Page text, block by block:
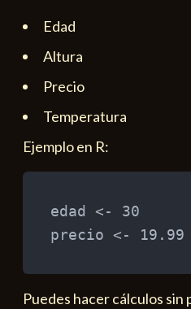
Edad
Altura
Precio
Temperatura
Ejemplo en R:
edad <-
30
precio <-
Puedes hacer cálculos sin